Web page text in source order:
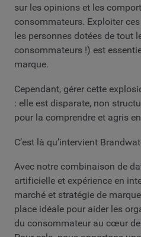
sur les opinions et les
consommateurs. Exploiter
les personnes dotées de tout
consommateurs !) est
marque.
Cependant, gérer cette
: elle est disparate, non
pour la comprendre et agris
C’est là qu’intervient
Avec notre combinaison de
artificielle et expérience en
marché et stratégie de
place idéale pour aider les
du consommateur au cœur